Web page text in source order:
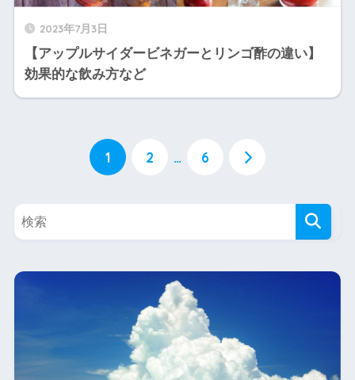
2023年7月3日
【アップルサイダービネガーとリンゴ酢の違い】
効果的な飲み方など
1 2 … 6